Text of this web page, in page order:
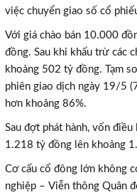
việc chuyển giao số cổ
Với giá chào bán 10.000
đồng. Sau khi khấu trừ các
khoảng 502 tỷ đồng. Tạm
phiên giao dịch ngày 19/5
hơn khoảng 86%.
Sau đợt phát hành, vốn
1.218 tỷ đồng lên khoảng
Cơ cấu cổ đông lớn không
nghiệp – Viễn thông Quân